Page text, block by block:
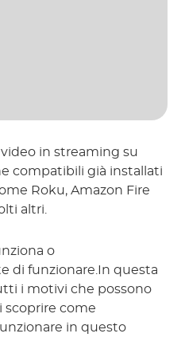
in streaming su
compatibili già installati
Roku, Amazon Fire
altri.
o
di funzionare.In questa
i motivi che possono
scoprire come
in questo